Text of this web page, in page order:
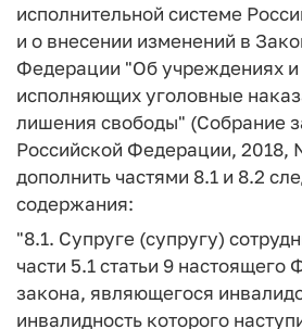
исполнительной системе
и о внесении изменений в
Федерации "Об учреждениях и
исполняющих уголовные
лишения свободы" (Собрание
Российской Федерации, 2018,
дополнить частями 8.1 и 8.2
содержания:
"8.1. Супруге (супругу)
части 5.1 статьи 9 настоящего
закона, являющегося
инвалидность которого